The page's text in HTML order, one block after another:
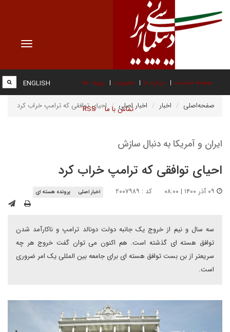
Toggle
صفحه نخست درباره ما عضویت پیوند ها
تماس با ما RSS
ENGLISH
صفحه‌اصلی اخبار اخبار اصلی احیای توافقی که ترامپ خراب کرد
ایران و آمریکا به دنبال سازش
احیای توافقی که ترامپ خراب کرد
کد : ۲۰۰۷۹۸۹ اخبار اصلی پرونده هسته ای
سه سال و نیم از خروج یک جانبه دولت دونالد ترامپ و ناکارآمد شدن
توافق هسته ای گذشته است. هم اکنون می توان گفت خروج هر چه
سریعتر از بن بست توافق هسته ای برای جامعه بین المللی یک امر ضروری
است.